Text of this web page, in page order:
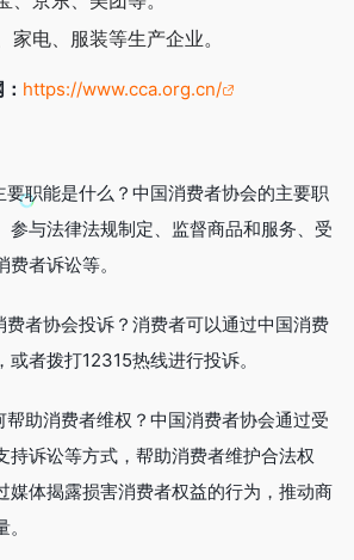
家电、服装等生产企业。
https://www.cca.org.cn/
要职能是什么？中国消费者协会的主要职
参与法律法规制定、监督商品和服务、受
者诉讼等。
费者协会投诉？消费者可以通过中国消费
者拨打12315热线进行投诉。
帮助消费者维权？中国消费者协会通过受
持诉讼等方式，帮助消费者维护合法权
媒体揭露损害消费者权益的行为，推动商